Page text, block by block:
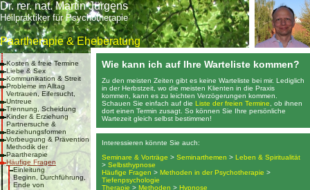
Dr. rer. nat. Martin Jürgens
Heilpraktiker für Psychotherapie
Paartherapie & Eheberatung
Kosten & freie Termine
Liebe & Sex
Kommunikation & Streit
Probleme im Alltag
Vertrauen, Eifersucht,
Untreue
Trennung, Scheidung
Kinder & Erziehung
Partnersuche &
Beziehungsformen
Vorbeugung & Prävention
Methodik der
Paartherapie
Häufige Fragen
Einleitung
Beginn, Durchführung,
Ende von
Wie kann ich auf Ihre Warteliste kommen?
Zu den meisten Zeiten gibt es keine Warteliste bei mir. Lediglich
in der Herbstzeit, wo die meisten Klienten in die Praxis
kommen, kann es zu leichten Verzögerungen kommen.
Schauen Sie einfach auf die Liste der freien Termine , ob ihnen
dort einen Termin zusagt. So können Sie Ihre persönliche
Wartezeit gleich selbst bestimmen!
Interessieren könnte Sie auch:
Seminare & Vorträge > Seminarthemen > Leben & Spiritualität
> Selbsthypnose
Häufige Fragen > Methoden in der Psychotherapie >
Tiefenpsychologie
Therapie > Methoden > Hypnose